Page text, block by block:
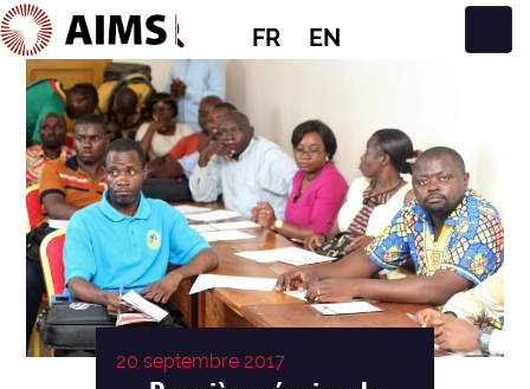
FR EN
Navigation principale
20 septembre 2017